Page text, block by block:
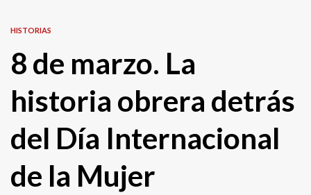
HISTORIAS
8 de marzo. La
historia obrera detrás
del Día Internacional
de la Mujer